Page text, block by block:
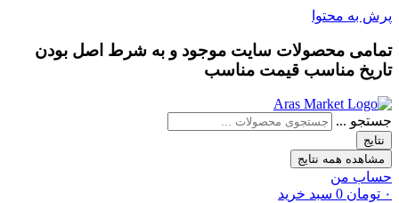
پرش به محتوا
تمامی محصولات سایت موجود و به شرط اصل بودن
تاریخ مناسب قیمت مناسب
جستجو ...
نتایج
مشاهده همه نتایج
حساب من
۰ تومان 0 سبد خرید